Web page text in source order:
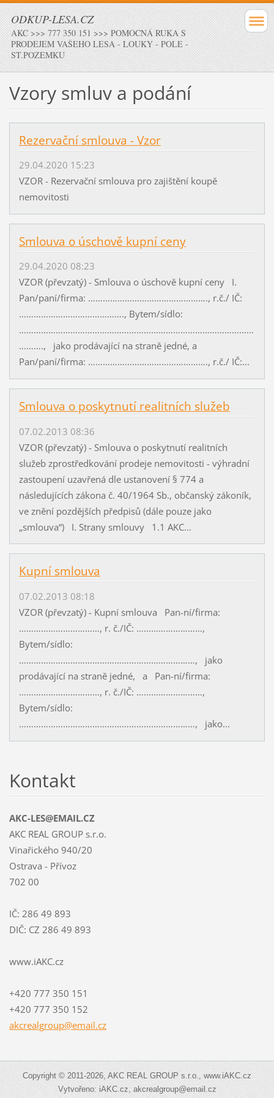
ODKUP-LESA.CZ
AKC >>> 777 350 151 >>> POMOCNÁ RUKA S
PRODEJEM VAŠEHO LESA - LOUKY - POLE -
ST.POZEMKU
Vzory smluv a podání
Rezervační smlouva - Vzor
29.04.2020 15:23
VZOR - Rezervační smlouva pro zajištění koupě
nemovitosti
Smlouva o úschově kupní ceny
29.04.2020 08:23
VZOR (převzatý) - Smlouva o úschově kupní ceny I.
Pan/paní/firma: …………………………………………., r.č./ IČ:
……………………………………., Bytem/sídlo:
……………………………………………………………………………………
………., jako prodávající na straně jedné, a
Pan/paní/firma: …………………………………………., r.č./ IČ:...
Smlouva o poskytnutí realitních služeb
07.02.2013 08:36
VZOR (převzatý) - Smlouva o poskytnutí realitních
služeb zprostředkování prodeje nemovitosti - výhradní
zastoupení uzavřená dle ustanovení § 774 a
následujících zákona č. 40/1964 Sb., občanský zákoník,
ve znění pozdějších předpisů (dále pouze jako
„smlouva“) I. Strany smlouvy 1.1 AKC...
Kupní smlouva
07.02.2013 08:18
VZOR (převzatý) - Kupní smlouva Pan-ní/firma:
……………………………, r. č./IČ: ………………………,
Bytem/sídlo:
………………………………………………………………, jako
prodávající na straně jedné, a Pan-ní/firma:
……………………………, r. č./IČ: ………………………,
Bytem/sídlo:
………………………………………………………………, jako...
Kontakt
AKC-LES@EMAIL.CZ
AKC REAL GROUP s.r.o.
Vinařického 940/20
Ostrava - Přívoz
702 00
IČ: 286 49 893
DIČ: CZ 286 49 893
www.iAKC.cz
+420 777 350 151
+420 777 350 152
akcrealgroup@email.cz
Copyright © 2011-2026, AKC REAL GROUP s.r.o., www.iAKC.cz
Vytvořeno: iAKC.cz, akcrealgroup@email.cz